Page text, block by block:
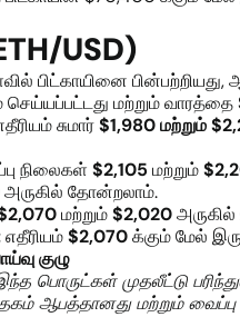
USD)
பிட்காயினை
மற்றும் வாரத்தை
சுமார்$1,980 மற்றும்
நிலைகள் $2,105 மற்றும்
அருகில் தோன்றலாம்.
மற்றும்$2,020
எதீரியம்$2,070க்கும் மேல்
குழு
இந்த பொருட்கள் முதலீட்டு
ஆபத்தானது மற்றும்